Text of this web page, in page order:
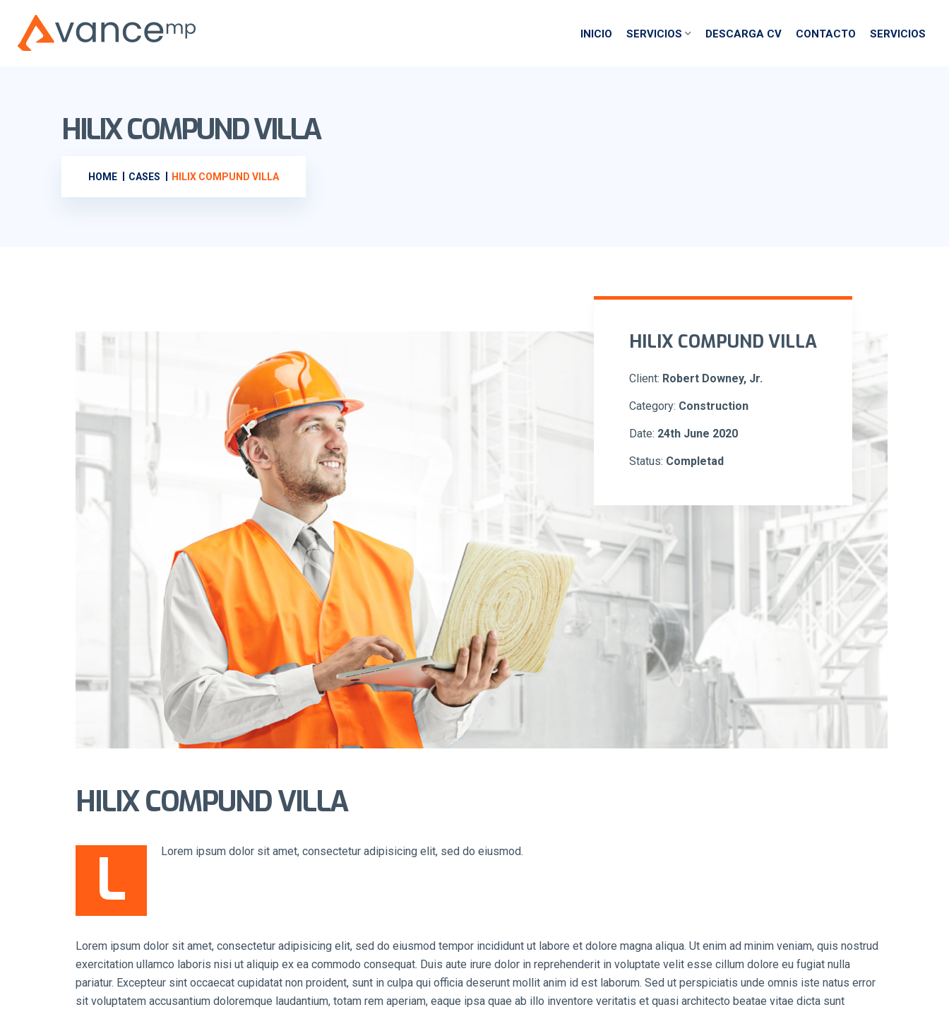
INICIO SERVICIOS DESCARGA CV CONTACTO SERVICIOS
HILIX COMPUND VILLA
HOME CASES HILIX COMPUND VILLA
HILIX COMPUND VILLA
Client: Robert Downey, Jr.
Category: Construction
Date: 24th June 2020
Status: Completad
HILIX COMPUND VILLA
L Lorem ipsum dolor sit amet, consectetur adipisicing elit, sed do eiusmod.
Lorem ipsum dolor sit amet, consectetur adipisicing elit, sed do eiusmod tempor incididunt ut labore et dolore magna aliqua. Ut enim ad minim veniam, quis nostrud
exercitation ullamco laboris nisi ut aliquip ex ea commodo consequat. Duis aute irure dolor in reprehenderit in voluptate velit esse cillum dolore eu fugiat nulla
pariatur. Excepteur sint occaecat cupidatat non proident, sunt in culpa qui officia deserunt mollit anim id est laborum. Sed ut perspiciatis unde omnis iste natus error
sit voluptatem accusantium doloremque laudantium, totam rem aperiam, eaque ipsa quae ab illo inventore veritatis et quasi architecto beatae vitae dicta sunt